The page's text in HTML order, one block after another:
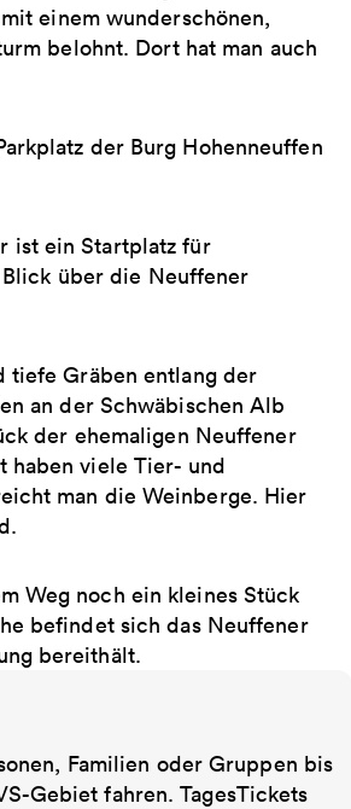
einem wunderschönen,
belohnt. Dort hat man auch
der Burg Hohenneuffen
ist ein Startplatz für
über die Neuffener
tiefe Gräben entlang der
an der Schwäbischen Alb
der ehemaligen Neuffener
haben viele Tier- und
man die Weinberge. Hier
Weg noch ein kleines Stück
befindet sich das Neuffener
bereithält.
Familien oder Gruppen bis
Gebiet fahren. TagesTickets